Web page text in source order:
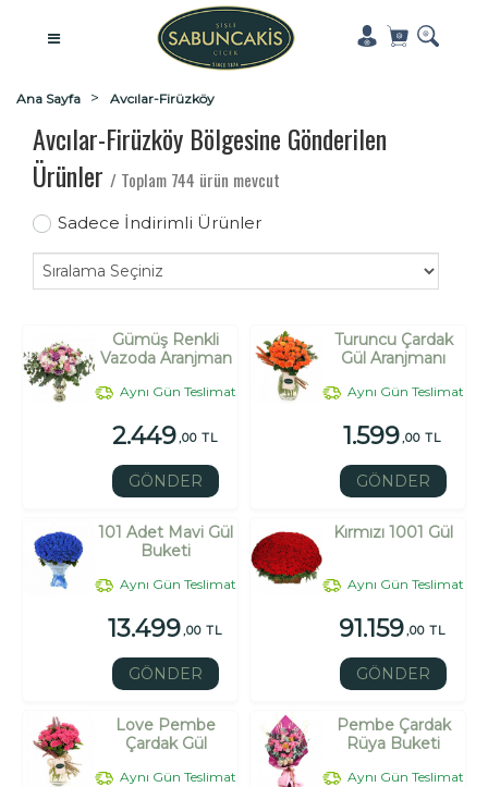
Ana Sayfa Avcılar-Firüzköy
Avcılar-Firüzköy Bölgesine Gönderilen
Ürünler / Toplam 744 ürün mevcut
Sadece İndirimli Ürünler
Gümüş Renkli
Vazoda Aranjman
Aynı Gün Teslimat
2.449,00 TL
GÖNDER
Turuncu Çardak
Gül Aranjmanı
Aynı Gün Teslimat
1.599,00 TL
GÖNDER
101 Adet Mavi Gül
Buketi
Aynı Gün Teslimat
13.499,00 TL
GÖNDER
Kırmızı 1001 Gül
Aynı Gün Teslimat
91.159,00 TL
GÖNDER
Love Pembe
Çardak Gül
Aynı Gün Teslimat
Pembe Çardak
Rüya Buketi
Aynı Gün Teslimat